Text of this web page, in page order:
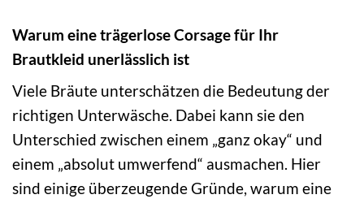
Warum eine trägerlose Corsage für Ihr
Brautkleid unerlässlich ist
Viele Bräute unterschätzen die Bedeutung der
richtigen Unterwäsche. Dabei kann sie den
Unterschied zwischen einem „ganz okay“ und
einem „absolut umwerfend“ ausmachen. Hier
sind einige überzeugende Gründe, warum eine